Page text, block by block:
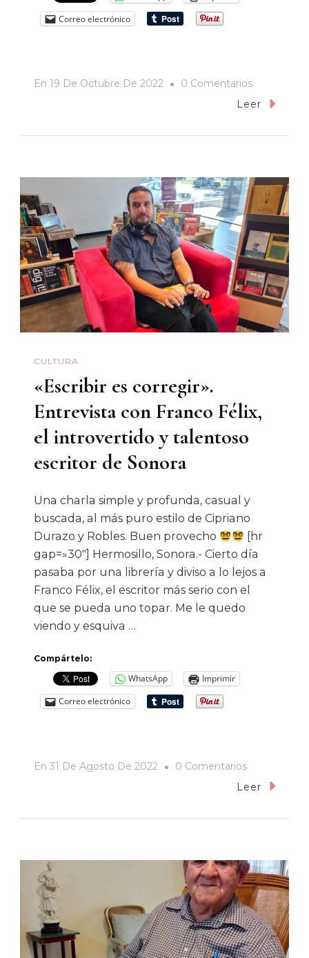
Correo electrónico
En 19 De Octubre De 2022 0 ComentariosEn
Mi
Su
Con
Buñuel
Leer
CULTURA
«Escribir es corregir».
Entrevista con Franco Félix,
el introvertido y talentoso
escritor de Sonora
Una charla simple y profunda, casual y
buscada, al más puro estilo de Cipriano
Durazo y Robles. Buen provecho
[hr
gap=»30″] Hermosillo, Sonora.- Cierto día
pasaba por una librería y diviso a lo lejos a
Franco Félix, el escritor más serio con el
que se pueda uno topar. Me le quedo
viendo y esquiva …
Compártelo:
WhatsApp
Imprimir
Correo electrónico
En 31 De Agosto De 2022 0 ComentariosEn
«Escribir
Con
Franco
Félix,
El
Introvertido
Leer